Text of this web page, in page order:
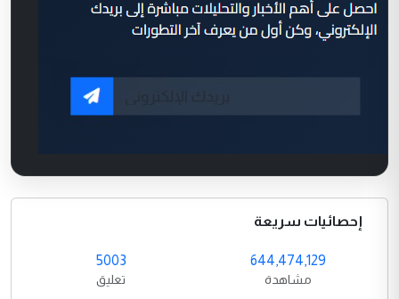
إحصائيات سريعة
644,474,129
مشاهدة
5003
تعليق